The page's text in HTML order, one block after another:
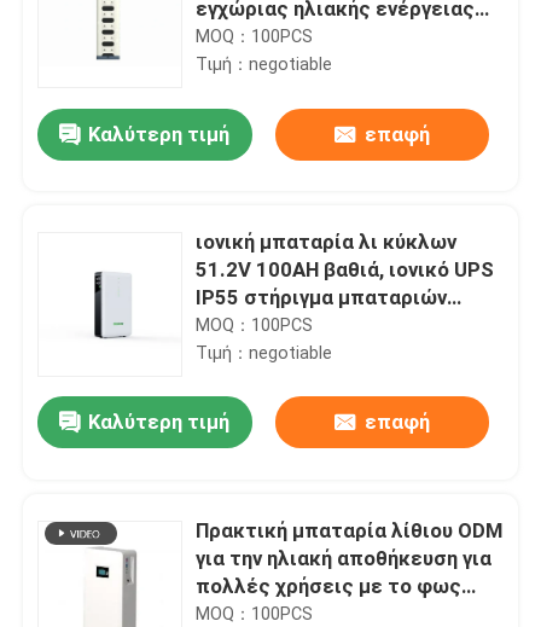
εγχώριας ηλιακής ενέργειας
πλέγματος
MOQ：100PCS
Τιμή：negotiable
Καλύτερη τιμή επαφή
ιονική μπαταρία λι κύκλων
51.2V 100AH βαθιά, ιονικό UPS
IP55 στήριγμα μπαταριών
λίθιου
MOQ：100PCS
Τιμή：negotiable
Καλύτερη τιμή επαφή
Πρακτική μπαταρία λίθιου ODM
για την ηλιακή αποθήκευση για
πολλές χρήσεις με το φως
των οδηγήσεων
MOQ：100PCS